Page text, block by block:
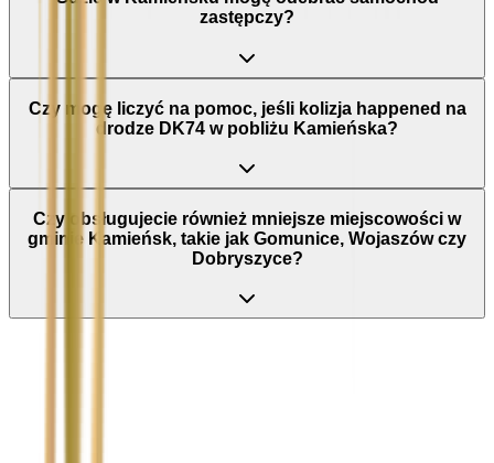
zastępczy?
Czy mogę liczyć na pomoc, jeśli kolizja happened na
drodze DK74 w pobliżu Kamieńska?
Czy obsługujecie również mniejsze miejscowości w
gminie Kamieńsk, takie jak Gomunice, Wojaszów czy
Dobryszyce?